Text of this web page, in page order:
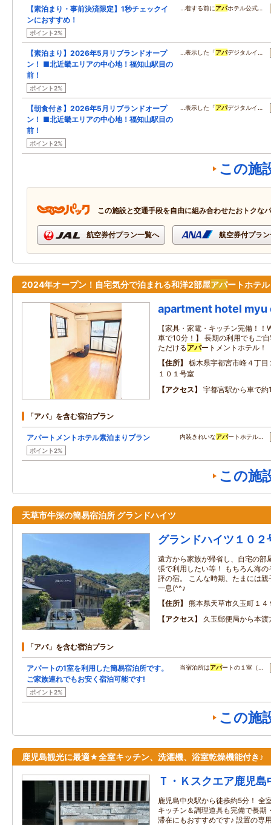
【素泊まり・事前決済限定】1秒チェックイ
ンにおすすめ！
ポイント2%
…着する前にアパホテル公式…
【素泊まり】2026年5月リブランドオープ
ン！ ■北近畿エリアの中心地！福知山駅目の
前！
ポイント2%
…表示した「アパデジタルイ…
【朝食付き】2026年5月リブランドオープ
ン！ ■北近畿エリアの中心地！福知山駅目の
前！
ポイント2%
…表示した「アパデジタルイ…
この施
この施設と交通手段を自由に組み合わせたおトクな
航空券付プラン一覧へ 航空券付プラ
2024年オープン！自宅気分で泊まれる和洋2部屋アパートホテル
apartment hotel myu
【家具・家電・キッチン完備！
車で10分！】 長期の利用でもご
ただけるアパートメントホテル！
住所
栃木県宇都宮市峰４丁
１０１号室
アクセス
宇都宮駅から車で約
「アパ」を含む宿泊プラン
アパートメントホテル素泊まりプラン
ポイント2%
内装きれいなアパートホテル…
この施
天草市牛深の簡易宿泊所 グランドハイツ
グランドハイツ１０２
遠方から家族が帰省し、自宅の
張で利用したい等！ もちろん海
評の宿。 こんな時期、たまには
一息(^^♪
住所
熊本県天草市久玉町１４
アクセス
久玉郵便局から本
「アパ」を含む宿泊プラン
アパートの1室を利用した簡易宿泊所です。
ご家族連れでもお安く宿泊可能です!
ポイント2%
当宿泊所はアパートの１室（…
この施
鹿児島観光に最適★全室キッチン、洗濯機、浴室乾燥機能付き♪
Ｔ・Ｋスクエア鹿児島
鹿児島中央駅から徒歩約5分！ 全
キッチン＆調理道具も完備で長期
滞在にもおすすめです♪ 設置の専